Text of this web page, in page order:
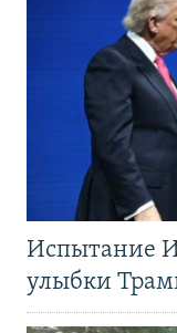
Испытание
улыбки